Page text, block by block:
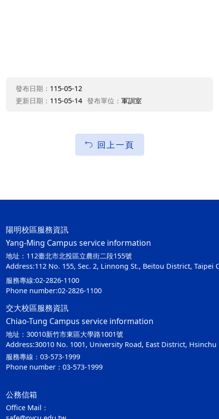
發布日期： 115-05-12
更新日期： 115-05-14 發布單位： 軍訓室
回上一頁
陽明校區服務資訊
Yang-Ming Campus service information
地址：112臺北市北投區立農街二段155號
Address:112 No. 155, Sec. 2, Linnong St., Beitou District, Taipei
服務專線:02-2826-1100
Phone number:02-2826-1100
交大校區服務資訊
Chiao-Tung Campus service information
地址：30010新竹市東區大學路1001號
Address:30010 No. 1001, University Road, East District, Hsinchu
服務專線：03-573-1999
Phone number：03-573-1999
公務信箱
Office Mail：